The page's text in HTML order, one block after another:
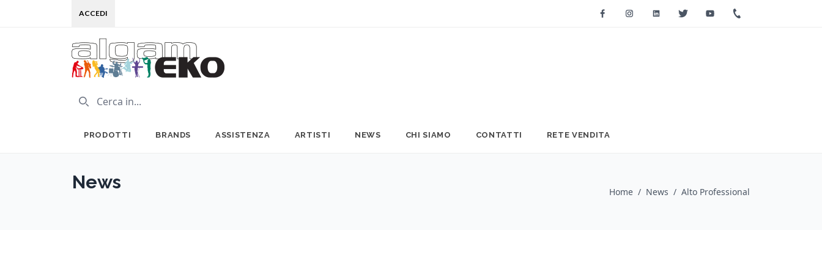
ACCEDI FacebookInstagramLinkedinTwitter Youtube
PRODOTTI BRANDS ASSISTENZA ARTISTI NEWS CHI SIAMO CONTATTI RETE VENDITA
News Home / News / Alto Professional